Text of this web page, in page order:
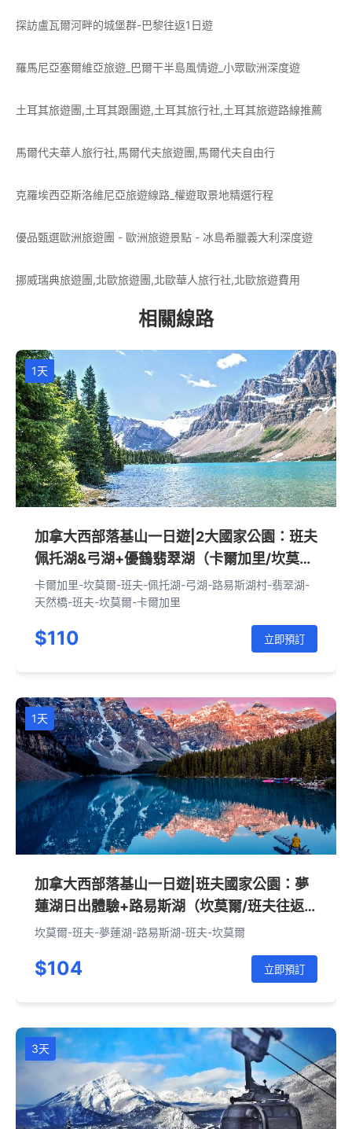
探訪盧瓦爾河畔的城堡群-巴黎往返1日遊
羅馬尼亞塞爾維亞旅遊_巴爾干半島風情遊_小眾歐洲深度遊
土耳其旅遊團,土耳其跟團遊,土耳其旅行社,土耳其旅遊路線推薦
馬爾代夫華人旅行社,馬爾代夫旅遊團,馬爾代夫自由行
克羅埃西亞斯洛維尼亞旅遊線路_權遊取景地精選行程
優品甄選歐洲旅遊團 - 歐洲旅遊景點 - 冰島希臘義大利深度遊
挪威瑞典旅遊團,北歐旅遊團,北歐華人旅行社,北歐旅遊費用
相關線路
1天
加拿大西部落基山一日遊|2大國家公園：班夫
佩托湖&弓湖+優鶴翡翠湖（卡爾加里/坎莫
爾/班夫往返·英文團）
卡爾加里-坎莫爾-班夫-佩托湖-弓湖-路易斯湖村-翡翠湖-
天然橋-班夫-坎莫爾-卡爾加里
$110 立即預訂
1天
加拿大西部落基山一日遊|班夫國家公園：夢
蓮湖日出體驗+路易斯湖（坎莫爾/班夫往返·
英文團）
坎莫爾-班夫-夢蓮湖-路易斯湖-班夫-坎莫爾
$104 立即預訂
3天